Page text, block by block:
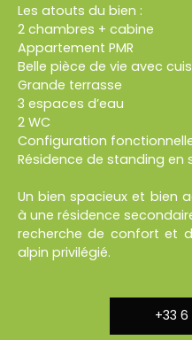
Les atouts du bien :
2 chambres + cabine
Appartement PMR
Belle pièce de vie avec
Grande terrasse
3 espaces d’eau
2 WC
Configuration
Résidence de standing en
Un bien spacieux et bien
à une résidence
recherche de confort et
alpin privilégié.
+33